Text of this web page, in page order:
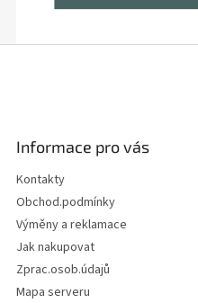
Informace pro vás
Kontakty
Obchod.podmínky
Výměny a reklamace
Jak nakupovat
Zprac.osob.údajů
Mapa serveru